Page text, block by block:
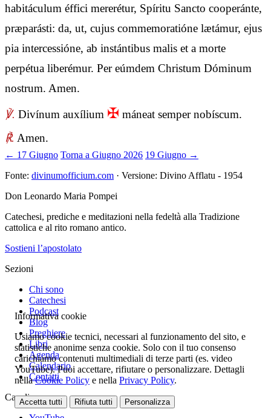
habitáculum éffici mererétur, Spíritu Sancto cooperánte,
præparásti: da, ut, cujus commemoratióne lætámur, ejus
pia intercessióne, ab instántibus malis et a morte
perpétua liberémur. Per eúmdem Christum Dóminum
nostrum. Amen.
℣. Divínum auxílium ✠ máneat semper nobíscum.
℟. Amen.
← 17 Giugno Torna a Giugno 2026 19 Giugno →
Fonte: divinumofficium.com · Versione: Divino Afflatu - 1954
Don Leonardo Maria Pompei
Catechesi, prediche e meditazioni nella fedeltà alla Tradizione
cattolica e al rito romano antico.
Sostieni l’apostolato
Sezioni
Chi sono
Catechesi
Podcast
Blog
Preghiere
Libri
Agenda
Calendario
Contatti
Canali
Informativa cookie
Usiamo cookie tecnici, necessari al funzionamento del sito, e
statistiche anonime senza cookie. Solo con il tuo consenso
carichiamo contenuti multimediali di terze parti (es. video
YouTube). Puoi accettare, rifiutare o personalizzare. Dettagli
nellaCookie Policy e nella Privacy Policy.
Accetta tutti Rifiuta tutti Personalizza